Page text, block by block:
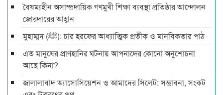
বৈষম্যহীন অসাম্প্রদায়িক গণমুখী শিক্ষা ব্যবস্থা প্রতিষ্ঠার আন্দোলন
জোরদারের আহ্বান
মুহাম্মদ (ﷺ): চার হরফের আধ্যাত্মিক প্রতীক ও মানবিকতার পাঠ
এত মানুষের প্রাণহানির ঘটনায় আপনাদের কোনো অনুশোচনা
আছে কিনা?
জালালাবাদ অ্যাসোসিয়েশন ও আমাদের সিলেট: সম্ভাবনা, সংকট